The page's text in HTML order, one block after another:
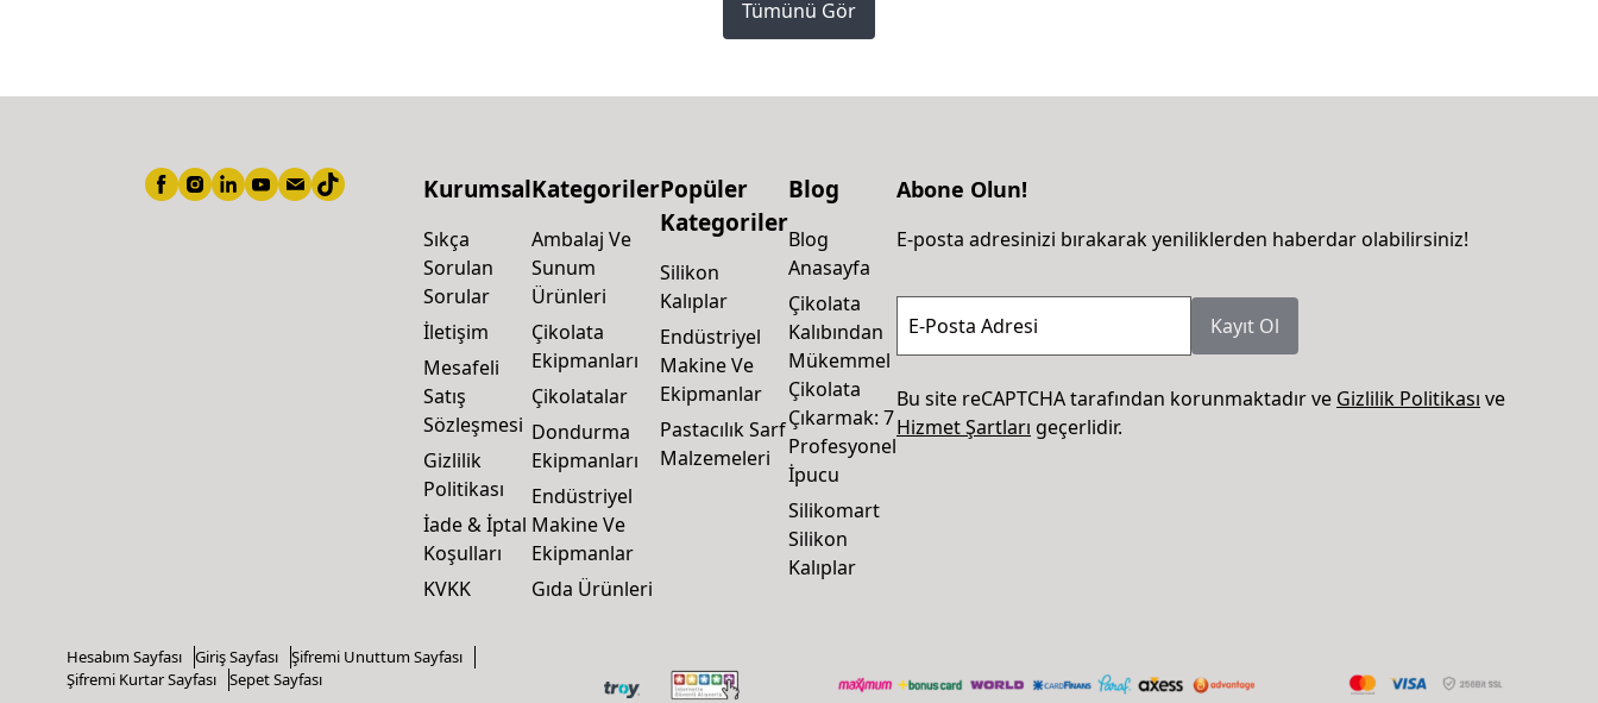
Tümünü Gör
Kurumsal
Sıkça
Sorulan
Sorular
İletişim
Mesafeli
Satış
Sözleşmesi
Gizlilik
Politikası
İade & İptal
Koşulları
KVKK
Kategoriler
Ambalaj Ve
Sunum
Ürünleri
Çikolata
Ekipmanları
Çikolatalar
Dondurma
Ekipmanları
Endüstriyel
Makine Ve
Ekipmanlar
Gıda Ürünleri
Popüler
Kategoriler
Silikon
Kalıplar
Endüstriyel
Makine Ve
Ekipmanlar
Pastacılık Sarf
Malzemeleri
Blog
Blog
Anasayfa
Çikolata
Kalıbından
Mükemmel
Çikolata
Çıkarmak: 7
Profesyonel
İpucu
Silikomart
Silikon
Kalıplar
Abone Olun!
E-posta adresinizi bırakarak yeniliklerden haberdar olabilirsiniz!
E-Posta Adresi Kayıt Ol
Bu site reCAPTCHA tarafından korunmaktadır ve Gizlilik Politikası ve
Hizmet Şartları geçerlidir.
Hesabım Sayfası Giriş Sayfası
Şifremi Unuttum Sayfası
Şifremi Kurtar Sayfası
Sepet Sayfası